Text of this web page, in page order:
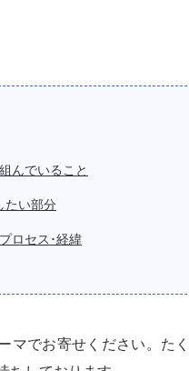
んでいること
たい部分
ロセス･経緯
マでお寄せください。た